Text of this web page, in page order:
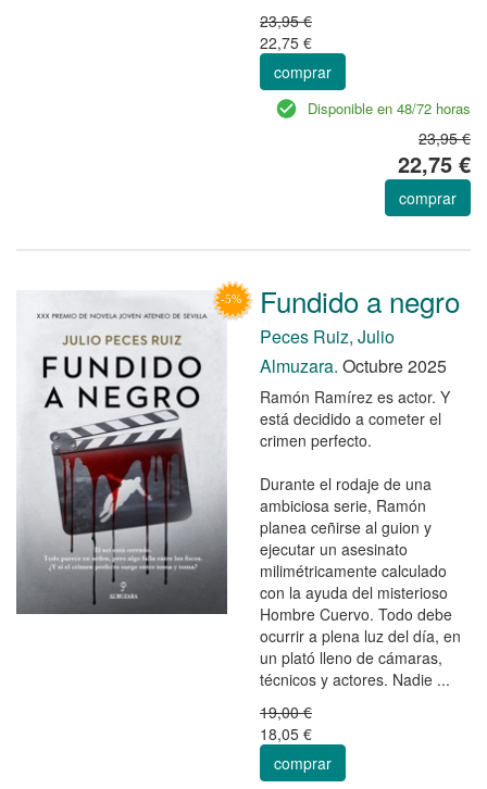
23,95 €
22,75 €
comprar
Disponible en 48/72 horas
23,95 €
22,75 €
comprar
Fundido a negro
Peces Ruiz, Julio
Almuzara. Octubre 2025
Ramón Ramírez es actor. Y
está decidido a cometer el
crimen perfecto.
Durante el rodaje de una
ambiciosa serie, Ramón
planea ceñirse al guion y
ejecutar un asesinato
milimétricamente calculado
con la ayuda del misterioso
Hombre Cuervo. Todo debe
ocurrir a plena luz del día, en
un plató lleno de cámaras,
técnicos y actores. Nadie ...
19,00 €
18,05 €
comprar